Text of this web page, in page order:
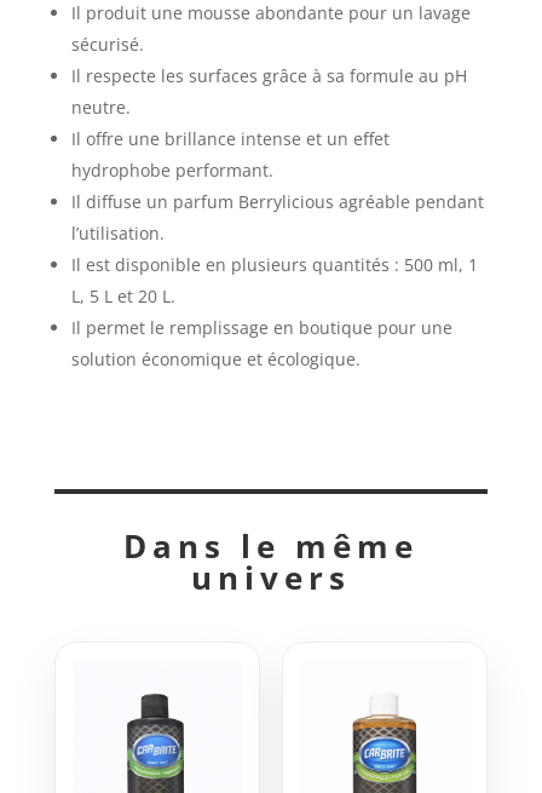
Il produit une mousse abondante pour un lavage
sécurisé.
Il respecte les surfaces grâce à sa formule au pH
neutre.
Il offre une brillance intense et un effet
hydrophobe performant.
Il diffuse un parfum Berrylicious agréable pendant
l’utilisation.
Il est disponible en plusieurs quantités : 500 ml, 1
L, 5 L et 20 L.
Il permet le remplissage en boutique pour une
solution économique et écologique.
Dans le même
univers